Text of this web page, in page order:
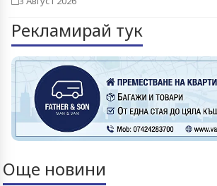
Рекламирай тук
Още новини